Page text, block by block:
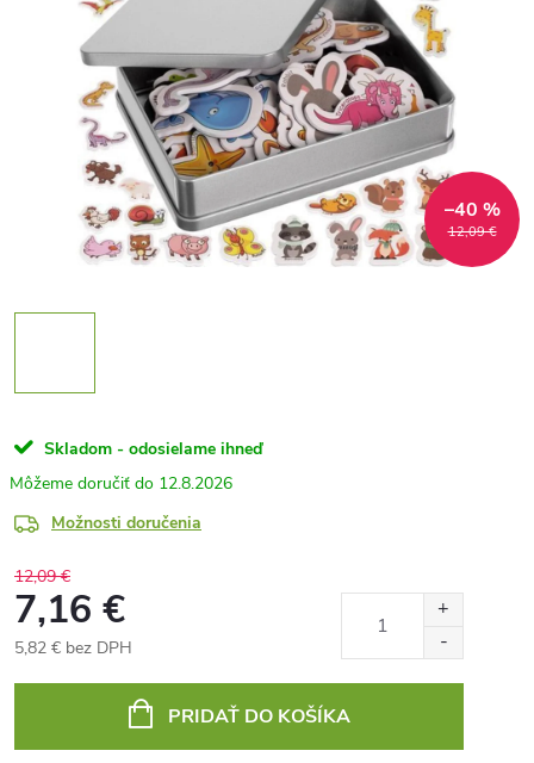
12,09 €
–40 %
Skladom - odosielame ihneď
12.8.2026
Možnosti doručenia
12,09 €
7,16 €
5,82 € bez DPH
PRIDAŤ DO KOŠÍKA